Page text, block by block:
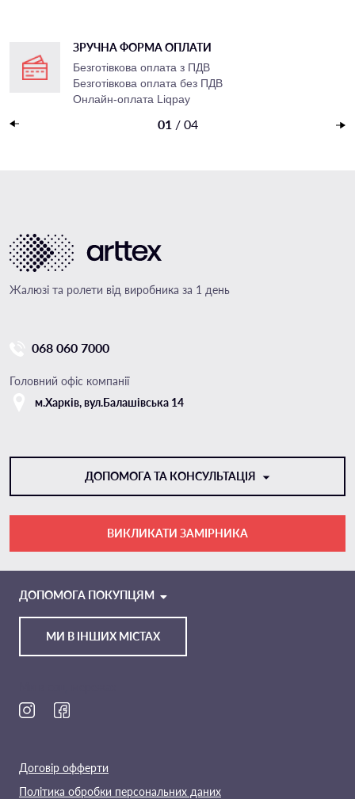
ЗРУЧНА ФОРМА ОПЛАТИ
Безготівкова оплата з ПДВ
Безготівкова оплата без ПДВ
Онлайн-оплата Liqpay
01 / 04
Жалюзі та ролети від виробника за 1 день
068 060 7000
Головний офіс компанії
м.Харкiв, вул.Балашівська 14
ДОПОМОГА ТА КОНСУЛЬТАЦІЯ
TELEGRAM
ВИКЛИКАТИ ЗАМІРНИКА
МИ В ІНШИХ МІСТАХ
ДОПОМОГА ПОКУПЦЯМ
Договір офферти
Політика обробки персональних даних